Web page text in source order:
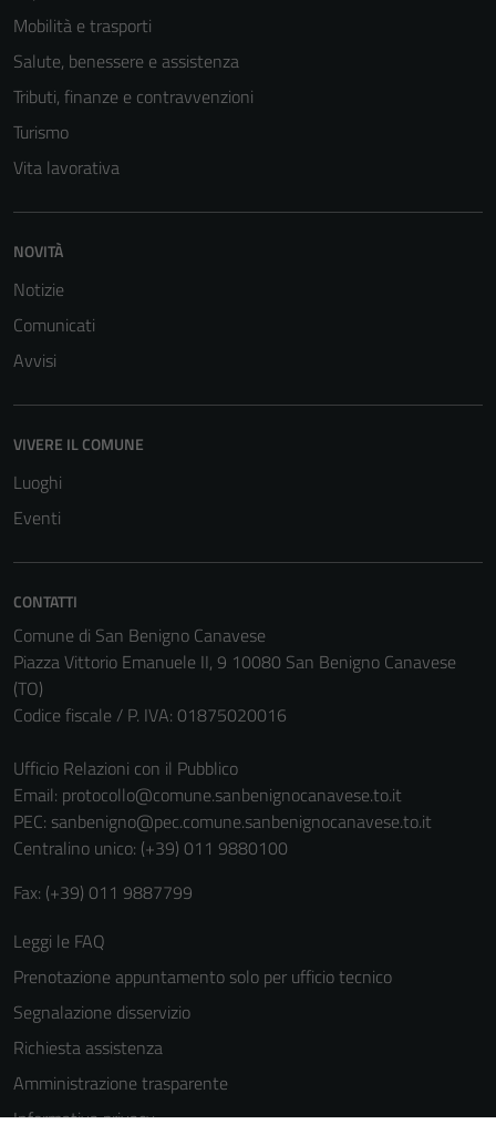
Mobilità e trasporti
Salute, benessere e assistenza
Tributi, finanze e contravvenzioni
Turismo
Vita lavorativa
NOVITÀ
Notizie
Comunicati
Avvisi
VIVERE IL COMUNE
Luoghi
Eventi
CONTATTI
Comune di San Benigno Canavese
Piazza Vittorio Emanuele II, 9 10080 San Benigno Canavese
(TO)
Codice fiscale / P. IVA: 01875020016
Ufficio Relazioni con il Pubblico
Email: protocollo@comune.sanbenignocanavese.to.it
PEC: sanbenigno@pec.comune.sanbenignocanavese.to.it
Centralino unico: (+39) 011 9880100
Fax: (+39) 011 9887799
Leggi le FAQ
Prenotazione appuntamento solo per ufficio tecnico
Segnalazione disservizio
Richiesta assistenza
Amministrazione trasparente
Informativa privacy
sono necessari
funzionamento
essere
disabilitati.
Questi cookie